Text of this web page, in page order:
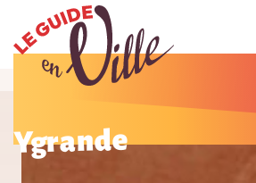
Ygrande